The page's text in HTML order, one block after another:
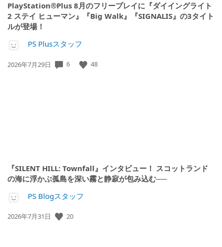
PlayStation®Plus 8月のフリープレイに『ダイイングライト
2 ステイ ヒューマン』『Big Walk』『SIGNALIS』の3タイト
ルが登場！
PS Plusスタッフ
公
2026年7月29日 6 48
『SILENT HILL: Townfall』インタビュー！ スコットランド
の海に浮かぶ孤島を深い霧と静寂が包み込む──
PS Blogスタッフ
公
2026年7月31日 20